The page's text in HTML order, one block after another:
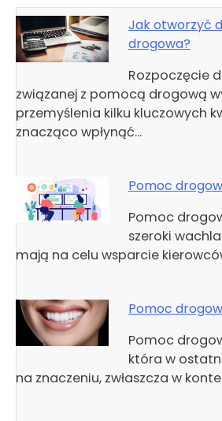
Jak otworzyć
drogowa?
Rozpoczęcie
związanej z pomocą drogową
przemyślenia kilku kluczowych
znacząco wpłynąć…
Pomoc
Pomoc
szeroki
mają na celu wsparcie
Pomoc
Pomoc
która w
na znaczeniu, zwłaszcza w